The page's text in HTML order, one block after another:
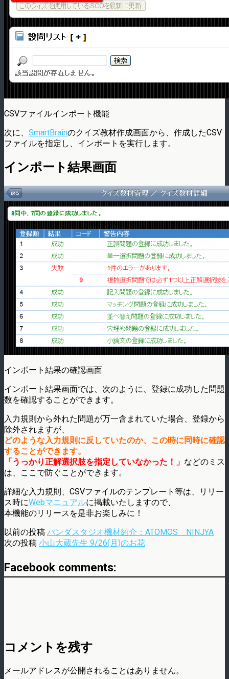
CSVファイルインポート機能
次に、 SmartBrainのクイズ教材作成画面から、作成したCSV
ファイルを指定し、インポートを実行します。
インポート結果画面
インポート結果の確認画面
インポート結果画面では、次のように、登録に成功した問題
数を確認することができます。
入力規則から外れた問題が万一含まれていた場合、登録から
除外されますが、
どのような入力規則に反していたのか、この時に同時に確認
することができます。
「うっかり正解選択肢を指定していなかった！」 などのミス
は、ここで防ぐことができます。
詳細な入力規則、CSVファイルのテンプレート等は、リリー
ス時にWebマニュアルに掲載いたしますので、
本機能のリリースを是非お楽しみに！
以前の投稿 パンダスタジオ機材紹介：ATOMOS NINJYA
次の投稿 小山大蔵先生 9/26(月)のお花
Facebook comments:
コメントを残す
メールアドレスが公開されることはありません。